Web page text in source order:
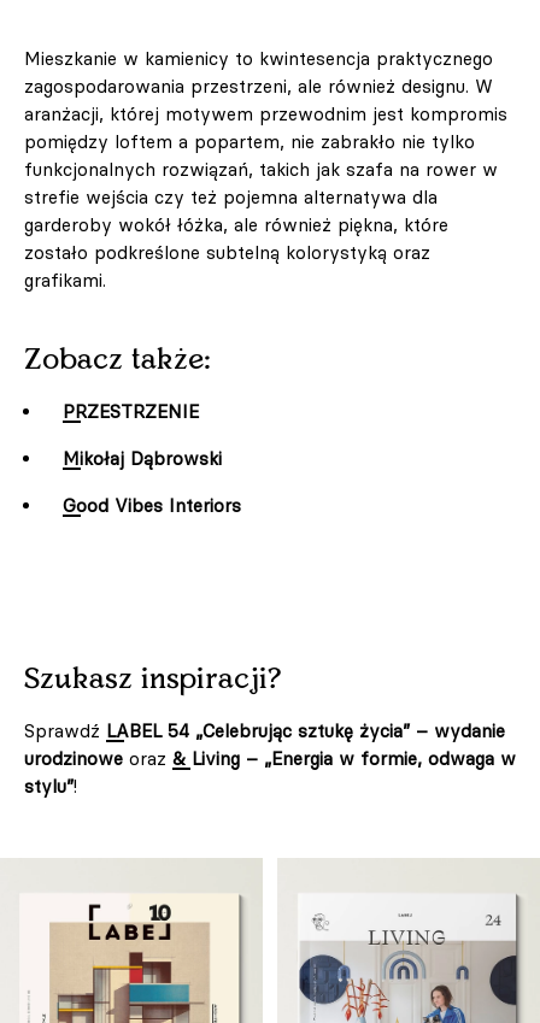
Mieszkanie w kamienicy to kwintesencja praktycznego
zagospodarowania przestrzeni, ale również designu. W
aranżacji, której motywem przewodnim jest kompromis
pomiędzy loftem a popartem, nie zabrakło nie tylko
funkcjonalnych rozwiązań, takich jak szafa na rower w
strefie wejścia czy też pojemna alternatywa dla
garderoby wokół łóżka, ale również piękna, które
zostało podkreślone subtelną kolorystyką oraz
grafikami.
Zobacz także:
PRZESTRZENIE
Mikołaj Dąbrowski
Good Vibes Interiors
Szukasz inspiracji?
Sprawdź LABEL 54 „Celebrując sztukę życia” – wydanie
urodzinowe oraz & Living – „Energia w formie, odwaga w
stylu”!